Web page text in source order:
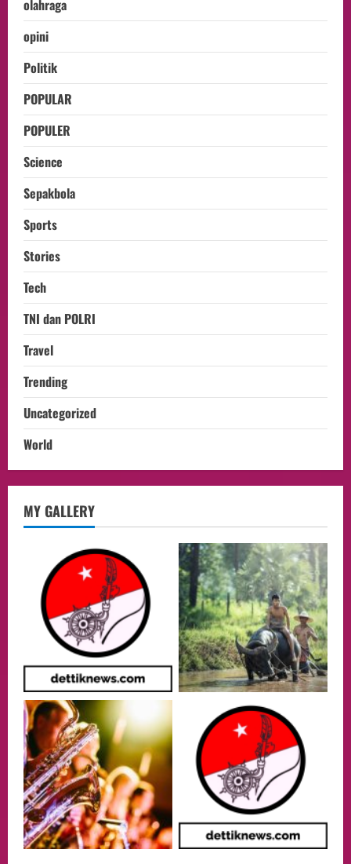
olahraga
opini
Politik
POPULAR
POPULER
Science
Sepakbola
Sports
Stories
Tech
TNI dan POLRI
Travel
Trending
Uncategorized
World
MY GALLERY
lembaga investor, Berorientasi Untuk
Meningkatkan SDM
05/08/2026
3
Health
Aliyuddin: Anak Indonesia di Luar Negeri
Harus Berprestasi, Berkarakter, dan
Menjaga Nama Baik Bangsa
05/08/2026
4
Putusan Diundur Lagi, Pernyataan
Hakim pada Sidang Sebelumnya Jadi
Sorotan
05/08/2026
Politik
Presiden Prabowo dan PM Thailand
Sepakat Perkuat Stabilitas ketahan